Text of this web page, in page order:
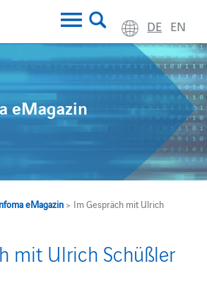
DE EN
eMagazin
eMagazin> Im Gespräch mit Ulrich
mit Ulrich Schüßler